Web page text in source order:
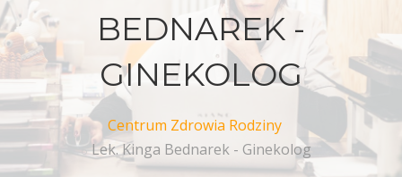
BEDNAREK -
GINEKOLOG
Centrum Zdrowia Rodziny
Lek. Kinga Bednarek - Ginekolog